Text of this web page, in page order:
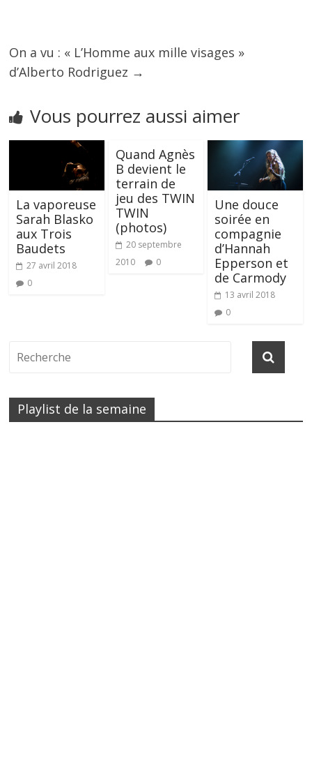
On a vu : « L’Homme aux mille visages »
d’Alberto Rodriguez →
Vous pourrez aussi aimer
La vaporeuse
Sarah Blasko
aux Trois
Baudets
27 avril 2018
0
Quand Agnès
B devient le
terrain de
jeu des TWIN
TWIN
(photos)
20 septembre
2010
0
Une douce
soirée en
compagnie
d’Hannah
Epperson et
de Carmody
13 avril 2018
0
Playlist de la semaine